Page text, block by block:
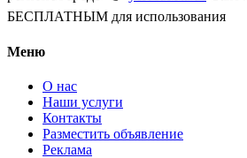
БЕСПЛАТНЫМ для использования
Меню
О нас
Наши услуги
Контакты
Разместить объявление
Реклама